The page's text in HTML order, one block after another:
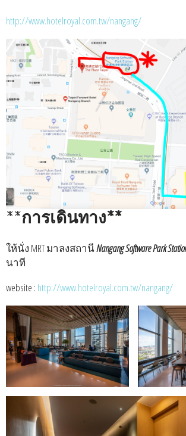
http://www.hotelroyal.com.tw/nangang/
**การเดินทาง**
ให้นั่ง MRT มาลงสถานีNangang Software Park
นาที
website : http://www.hotelroyal.com.tw/nangang/